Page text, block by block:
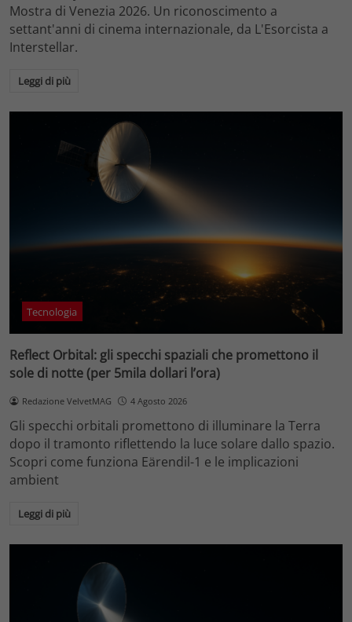
Mostra di Venezia 2026. Un riconoscimento a
settant'anni di cinema internazionale, da L'Esorcista a
Interstellar.
Leggi di più
Tecnologia
Reflect Orbital: gli specchi spaziali che promettono il
sole di notte (per 5mila dollari l’ora)
Redazione VelvetMAG 4 Agosto 2026
Gli specchi orbitali promettono di illuminare la Terra
dopo il tramonto riflettendo la luce solare dallo spazio.
Scopri come funziona Eärendil-1 e le implicazioni
ambient
Leggi di più